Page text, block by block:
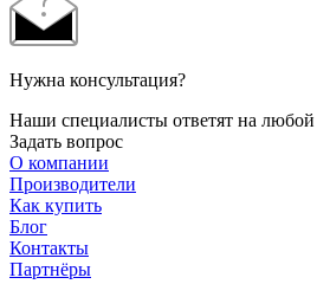
Нужна консультация?
Наши специалисты ответят на
Задать вопрос
О компании
Производители
Как купить
Блог
Контакты
Партнёры